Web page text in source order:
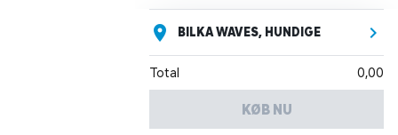
BILKA WAVES, HUNDIGE
Total 0,00
KØB NU